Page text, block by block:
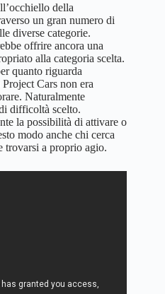
della
un gran numero di
diverse categorie.
offrire ancora una
alla categoria scelta.
quanto riguarda
Cars non era
Naturalmente
difficoltà scelto.
la possibilità di attivare o
modo anche chi cerca
trovarsi a proprio agio.